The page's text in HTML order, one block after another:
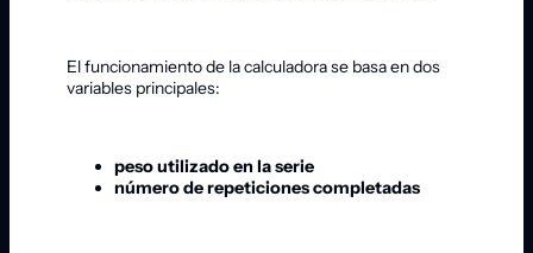
El funcionamiento de la calculadora se basa en dos
variables principales:
peso utilizado en la serie
número de repeticiones completadas